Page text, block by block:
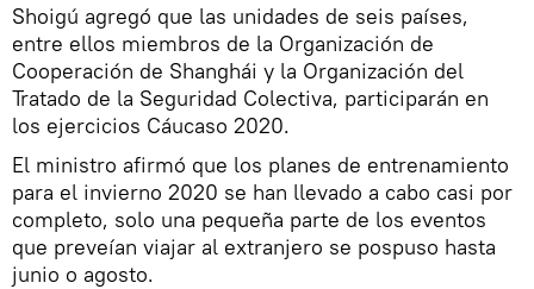
Shoigú agregó que las unidades de seis países,
entre ellos miembros de la Organización de
Cooperación de Shanghái y la Organización del
Tratado de la Seguridad Colectiva, participarán en
los ejercicios Cáucaso 2020.
El ministro afirmó que los planes de entrenamiento
para el invierno 2020 se han llevado a cabo casi por
completo, solo una pequeña parte de los eventos
que preveían viajar al extranjero se pospuso hasta
junio o agosto.